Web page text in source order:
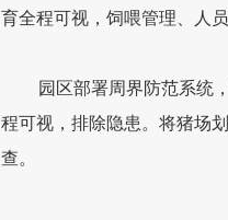
育全程可视，饲喂管理、人
园区部署周界防范系统
程可视，排除隐患。将猪场
查。